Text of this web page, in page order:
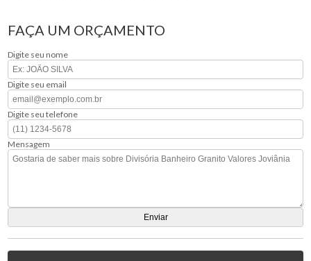
FAÇA UM ORÇAMENTO
Digite seu nome
Digite seu email
Digite seu telefone
Mensagem